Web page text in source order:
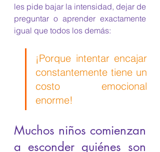
les pide bajar la intensidad, dejar de
preguntar o aprender exactamente
igual que todos los demás:
¡Porque intentar encajar
constantemente tiene un
costo emocional
enorme!
Muchos niños comienzan
a esconder quiénes son